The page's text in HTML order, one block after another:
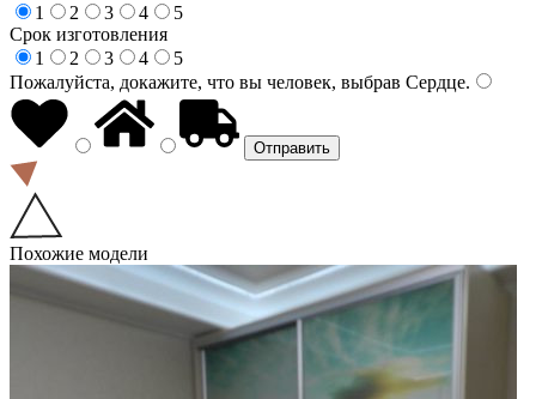
1
2 3 4
5
Срок изготовления
1
2 3 4
5
Пожалуйста, докажите, что вы человек, выбрав Сердце.
Похожие модели